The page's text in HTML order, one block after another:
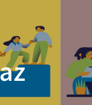
DE
DIGITAL DE